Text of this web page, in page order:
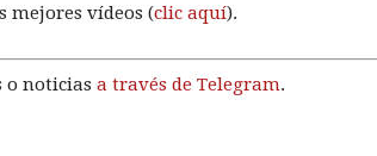
mejores vídeos (clic aquí).
o noticias a través de Telegram.